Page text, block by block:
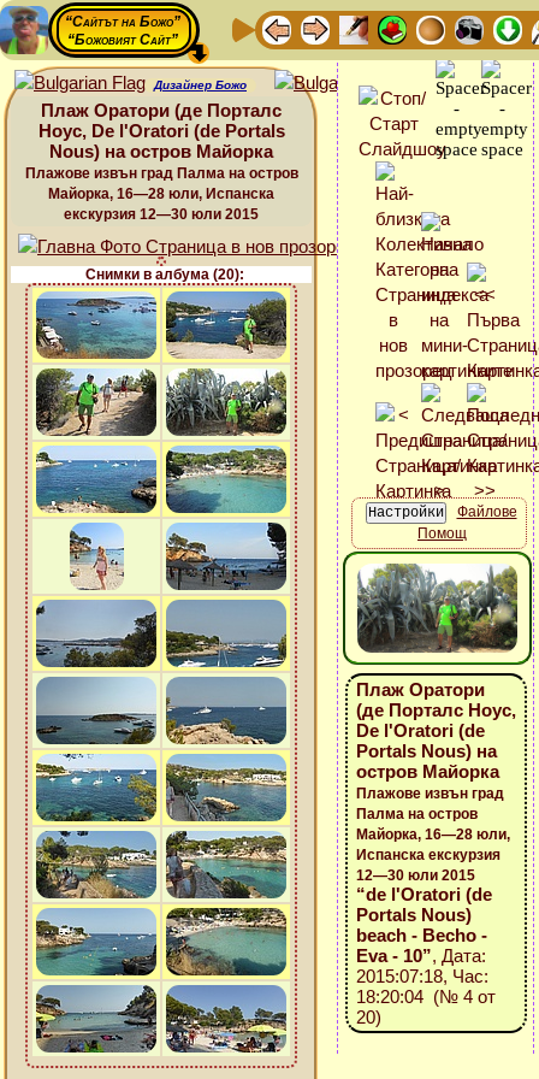
“Сайтът на Божо”
“Божовият Сайт”
Дизайнер Божо
Плаж Оратори (де Порталс
Ноус, De l'Oratori (de Portals
Nous) на остров Майорка
Плажове извън град Палма на остров
Майорка, 16—28 юли, Испанска
екскурзия 12—30 юли 2015
Снимки в албума (20):
Файлове
Помощ
Плаж Оратори
(де Порталс Ноус,
De l'Oratori (de
Portals Nous) на
остров Майорка
Плажове извън град
Палма на остров
Майорка, 16—28 юли,
Испанска екскурзия
12—30 юли 2015
“de l'Oratori (de
Portals Nous)
beach - Becho -
Eva - 10”, Дата:
2015:07:18, Час:
18:20:04 (№ 4 от
20)